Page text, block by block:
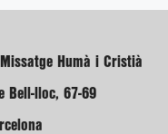
Humà i Cristià
Bell-lloc, 67-69